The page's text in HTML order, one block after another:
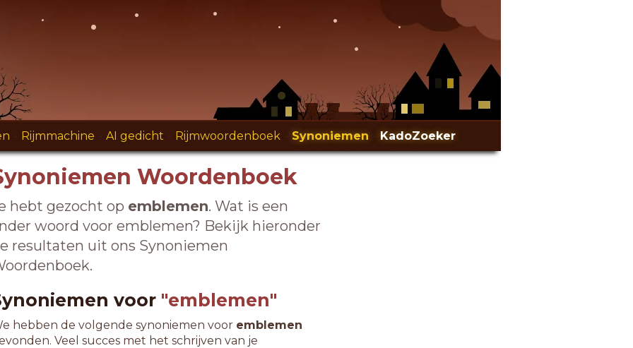
Rijmmachine AI gedicht Rijmwoordenboek Synoniemen KadoZoeker
Woordenboek
hebt gezocht op emblemen. Wat is een
woord voor emblemen? Bekijk hieronder
resultaten uit ons Synoniemen
voor "emblemen"
hebben de volgende synoniemen voor emblemen
Veel succes met het schrijven van je